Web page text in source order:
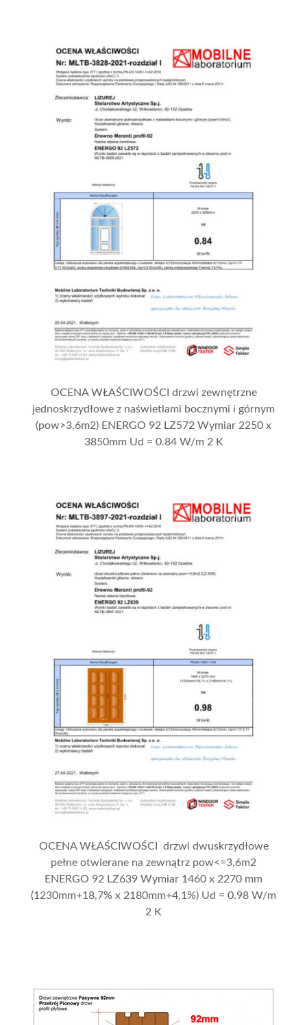
OCENA WŁAŚCIWOŚCI drzwi zewnętrzne
jednoskrzydłowe z naświetlami bocznymi i górnym
(pow>3,6m2) ENERGO 92 LZ572 Wymiar 2250 x
3850mm Ud = 0.84 W/m 2 K
OCENA WŁAŚCIWOŚCI drzwi dwuskrzydłowe
pełne otwierane na zewnątrz pow<=3,6m2
ENERGO 92 LZ639 Wymiar 1460 x 2270 mm
(1230mm+18,7% x 2180mm+4,1%) Ud = 0.98 W/m
2 K